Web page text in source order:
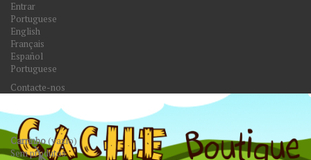
Entrar
Portuguese
English
Français
Español
Portuguese
Contacte-nos
Carrinho(vazio)
Sem produtos